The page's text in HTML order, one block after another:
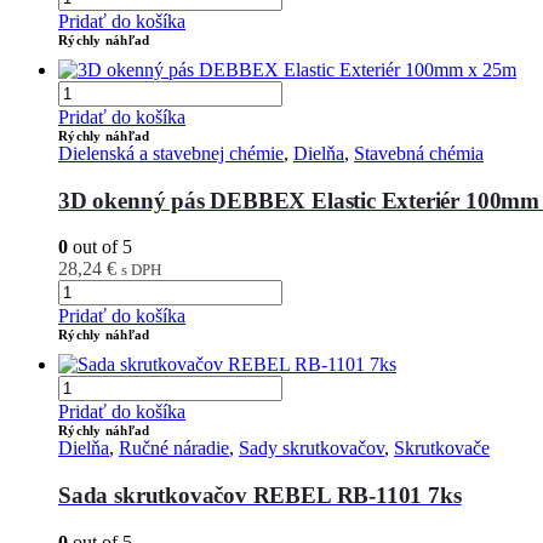
Pridať do košíka
Rýchly náhľad
Pridať do košíka
Rýchly náhľad
Dielenská a stavebnej chémie, Dielňa, Stavebná chémia
3D okenný pás DEBBEX Elastic Exteriér
0 out of 5
28,24 € s DPH
Pridať do košíka
Rýchly náhľad
Pridať do košíka
Rýchly náhľad
Dielňa, Ručné náradie, Sady skrutkovačov, Skrutkovače
Sada skrutkovačov REBEL RB-1101 7ks